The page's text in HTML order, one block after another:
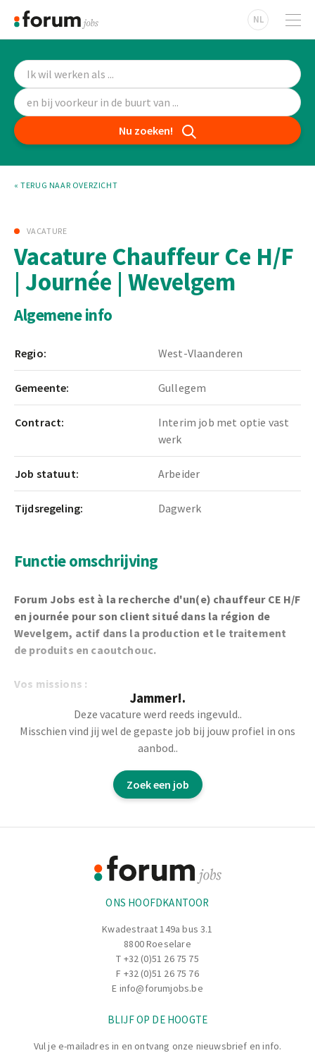
NL
Nu zoeken!
« TERUG NAAR OVERZICHT
VACATURE
Vacature Chauffeur Ce H/F
| Journée | Wevelgem
Algemene info
Regio: West-Vlaanderen
Gemeente: Gullegem
Contract:
Interim job met optie vast
werk
Job statuut: Arbeider
Tijdsregeling: Dagwerk
Functie omschrijving
Forum Jobs est à la recherche d'un(e) chauffeur CE H/F
en journée pour son client situé dans la région de
Wevelgem, actif dans la production et le traitement
de produits en caoutchouc.
Vos missions :
Livraison de produits.
Chargement et déchargement.
Changement de containers manuellement.
Respect des procédures liées à la sécurité, à la
manipulation de matériaux en caoutchouc.
Jammer!.
Deze vacature werd reeds ingevuld..
Misschien vind jij wel de gepaste job bij jouw profiel in ons
aanbod..
Zoek een job
ONS HOOFDKANTOOR
Kwadestraat 149a bus 3.1
8800 Roeselare
T +32 (0)51 26 75 75
F +32 (0)51 26 75 76
E info@forumjobs.be
BLIJF OP DE HOOGTE
Vul je e-mailadres in en ontvang onze nieuwsbrief en info.